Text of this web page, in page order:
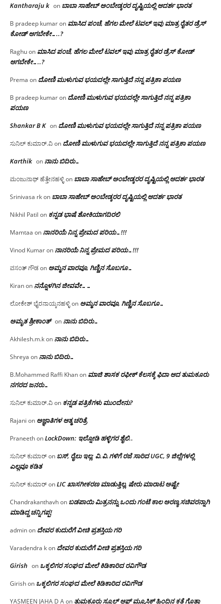
Kantharaju k on ಬಾಬಾ ಸಾಹೇಬ್ ಅಂಬೇಡ್ಕರರ ದೃಷ್ಟಿಯಲ್ಲಿ ಆದರ್ಶ ಭಾರತ
B pradeep kumaron ಮಾಸಿದ ಪಂಚೆ, ಹೆಗಲ ಮೇಲೆ ಟವಲ್‌ ಇವು ಮಾತ್ರ ರೈತರ ಡ್ರೆಸ್‌
ಕೋಡ್ ಆಗಬೇಕೇ…..?‌
Raghuon ಮಾಸಿದ ಪಂಚೆ, ಹೆಗಲ ಮೇಲೆ ಟವಲ್‌ ಇವು ಮಾತ್ರ ರೈತರ ಡ್ರೆಸ್‌ ಕೋಡ್
ಆಗಬೇಕೇ…..?‌
Prema on ದೋಣಿ ಮುಳುಗುವ ಭಯದಲ್ಲೇ ಸಾಗುತ್ತಿದೆ ನನ್ನ ಪತ್ರಿಕಾ ಪಯಣ
B pradeep kumaron ದೋಣಿ ಮುಳುಗುವ ಭಯದಲ್ಲೇ ಸಾಗುತ್ತಿದೆ ನನ್ನ ಪತ್ರಿಕಾ
ಪಯಣ
Shankar B K on ದೋಣಿ ಮುಳುಗುವ ಭಯದಲ್ಲೇ ಸಾಗುತ್ತಿದೆ ನನ್ನ ಪತ್ರಿಕಾ ಪಯಣ
ಸುನಿಲ್ ಕುಮಾರ್.ವಿon ದೋಣಿ ಮುಳುಗುವ ಭಯದಲ್ಲೇ ಸಾಗುತ್ತಿದೆ ನನ್ನ ಪತ್ರಿಕಾ ಪಯಣ
Karthik on ನಾನು ಬಿದಿರು…
ಮಂಜುನಾಥ್ ಹೆತ್ತೇನಹಳ್ಳಿon ಬಾಬಾ ಸಾಹೇಬ್ ಅಂಬೇಡ್ಕರರ ದೃಷ್ಟಿಯಲ್ಲಿ ಆದರ್ಶ ಭಾರತ
Srinivasa rkon ಬಾಬಾ ಸಾಹೇಬ್ ಅಂಬೇಡ್ಕರರ ದೃಷ್ಟಿಯಲ್ಲಿ ಆದರ್ಶ ಭಾರತ
Nikhil Patil on ಕನ್ನಡ ಭಾಷೆ ಶೋಕಿಯಾಗದಿರಲಿ
Mamtaa on ನಾನರಿಯೆ ನಿನ್ನ ಪ್ರೇಮದ ಪರಿಯ…!!!
Vinod Kumaron ನಾನರಿಯೆ ನಿನ್ನ ಪ್ರೇಮದ ಪರಿಯ…!!!
ವಸಂತ್ ಗೌಡon ಅಮ್ಮನ ವಾರವೂ, ಗಿಣ್ಣಿನ ಸೊಬಗೂ…
Kiranon ನನ್ನೊಳಗಿನ ಜೀವವೇ……
ಲೋಕೇಶ್ ಭೈರನಾಯ್ಕನಹಳ್ಳಿon ಅಮ್ಮನ ವಾರವೂ, ಗಿಣ್ಣಿನ ಸೊಬಗೂ…
ಅಮೃತ ಶ್ರೀಕಾಂತ್ on ನಾನು ಬಿದಿರು…
Akhilesh.m.kon ನಾನು ಬಿದಿರು…
Shreya on ನಾನು ಬಿದಿರು…
B.Mohammed Raffi Khanon ಮಾಜಿ ಶಾಸಕ ರಫೀಕ್ ಕೆಲಸಕ್ಕೆ ಫಿದಾ ಆದ ತುಮಕೂರು
ನಗರದ ಜನರು…
ಸುನಿಲ್ ಕುಮಾರ್.ವಿon ಕನ್ನಡ ಪತ್ರಿಕೆಗಳು ಮುಂದೇನು?
Rajani on ಅಜ್ಞಾತಿಗಳ ಆತ್ಮ ಚರಿತ್ರೆ
PraneethonLockDown: ಇಲ್ನೋಡಿ ಹಳ್ಳಿಗರ ಶೈಲಿ..
ಸುನಿಲ್ ಕುಮಾರ್on ಬಸ್, ರೈಲು ಇಲ್ಲ; ವಿ.ವಿ.ಗಳಿಗೆ ರಜೆ ಸಾರಿದ UGC, 9 ಜಿಲ್ಲೆಗಳಲ್ಲಿ
ಎಲ್ಲವೂ ಕಡಿತ
ಸುನಿಲ್ ಕುಮಾರ್onLIC ಖಾಸಗೀಕರಣ ಮಾಡುತ್ತಿಲ್ಲ, ಷೇರು ಮಾರಾಟ ಅಷ್ಟೇ
Chandrakanthavhon ಬಡಪಾಯಿ ಮಿತ್ರನನ್ನು ಒಂದು ಗಂಟೆ ಕಾಲ ಅರಣ್ಯ ಸಚಿವರನ್ನಾಗಿ
ಮಾಡಿದ್ದ ಚನ್ನಿಗಪ್ಪ!
adminon ದೇವರ ಕುದುರೆಗೆ ವೀಚಿ ಪ್ರಶಸ್ತಿಯ ಗರಿ
Varadendra kon ದೇವರ ಕುದುರೆಗೆ ವೀಚಿ ಪ್ರಶಸ್ತಿಯ ಗರಿ
Girish on ಒಕ್ಕಲಿಗರ ಸಂಘದ ಮೇಲೆ ಕಿಡಿಕಾರಿದ ರವಿಗೌಡ
Girishon ಒಕ್ಕಲಿಗರ ಸಂಘದ ಮೇಲೆ ಕಿಡಿಕಾರಿದ ರವಿಗೌಡ
YASMEEN JAHA D Aon ತುಮಕೂರು ಸ್ಕೂಲ್ ಆಫ್ ಮ್ಯೂಸಿಕ್ ಹಿಂದಿನ ಕತೆ ಗೊತ್ತಾ